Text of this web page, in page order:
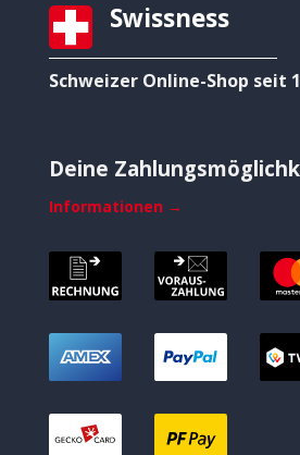
Swissness
Schweizer Online-Shop seit
Deine
Informationen →